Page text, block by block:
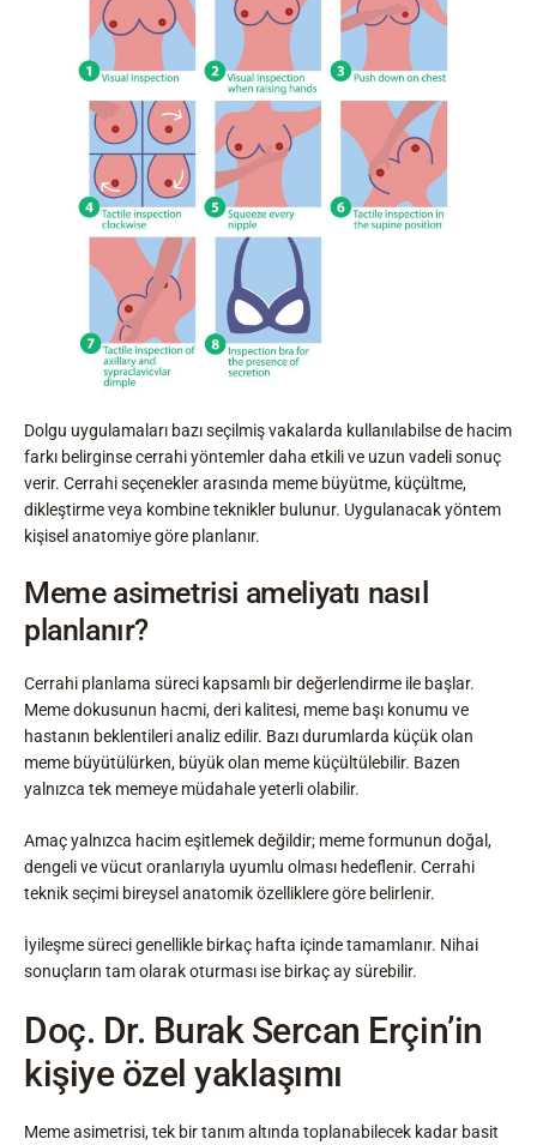
Dolgu uygulamaları bazı seçilmiş vakalarda kullanılabilse de hacim
farkı belirginse cerrahi yöntemler daha etkili ve uzun vadeli sonuç
verir. Cerrahi seçenekler arasında meme büyütme, küçültme,
dikleştirme veya kombine teknikler bulunur. Uygulanacak yöntem
kişisel anatomiye göre planlanır.
Meme asimetrisi ameliyatı nasıl
planlanır?
Cerrahi planlama süreci kapsamlı bir değerlendirme ile başlar.
Meme dokusunun hacmi, deri kalitesi, meme başı konumu ve
hastanın beklentileri analiz edilir. Bazı durumlarda küçük olan
meme büyütülürken, büyük olan meme küçültülebilir. Bazen
yalnızca tek memeye müdahale yeterli olabilir.
Amaç yalnızca hacim eşitlemek değildir; meme formunun doğal,
dengeli ve vücut oranlarıyla uyumlu olması hedeflenir. Cerrahi
teknik seçimi bireysel anatomik özelliklere göre belirlenir.
İyileşme süreci genellikle birkaç hafta içinde tamamlanır. Nihai
sonuçların tam olarak oturması ise birkaç ay sürebilir.
Doç. Dr. Burak Sercan Erçin’in
kişiye özel yaklaşımı
Meme asimetrisi, tek bir tanım altında toplanabilecek kadar basit